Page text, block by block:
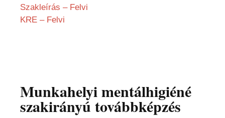
Szakleírás – Felvi
KRE – Felvi
Munkahelyi mentálhigiéné
szakirányú továbbképzés